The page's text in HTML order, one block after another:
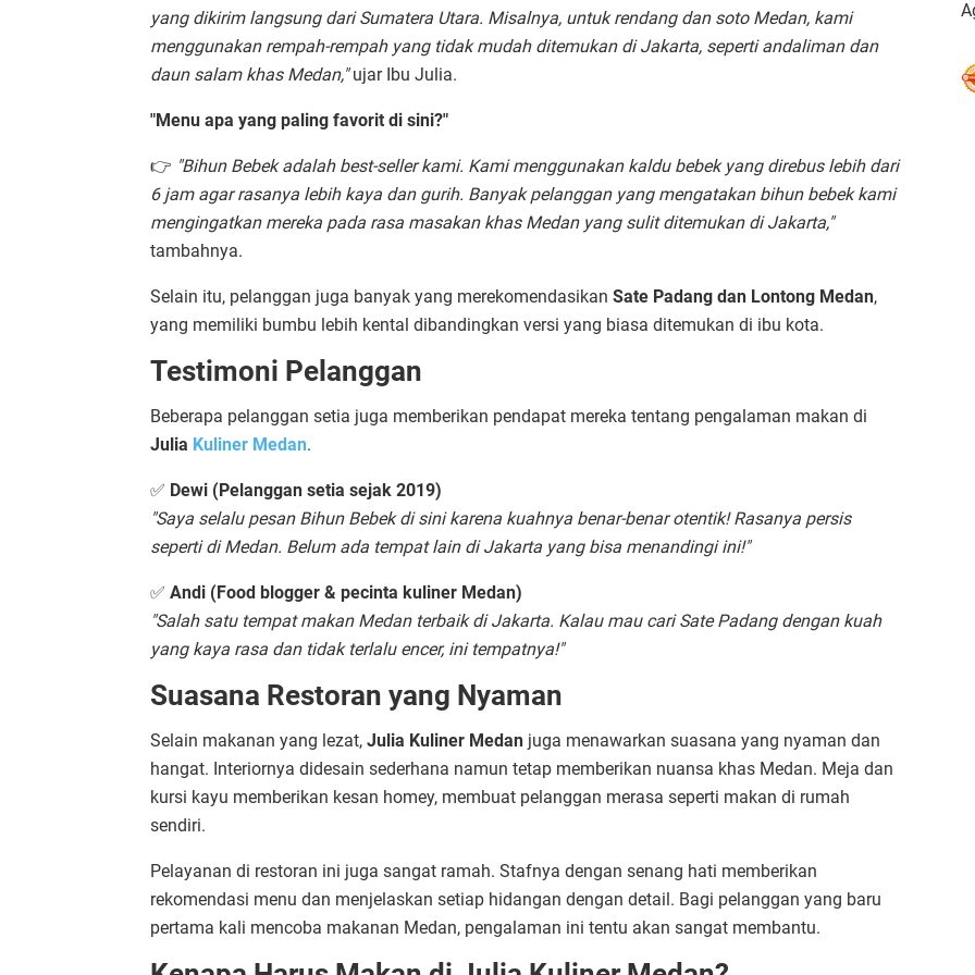
yang dikirim langsung dari Sumatera Utara. Misalnya, untuk rendang dan soto Medan, kami
menggunakan rempah-rempah yang tidak mudah ditemukan di Jakarta, seperti andaliman dan
daun salam khas Medan,"ujar Ibu Julia.
"Menu apa yang paling favorit di sini?"
👉 "Bihun Bebek adalah best-seller kami. Kami menggunakan kaldu bebek yang direbus lebih dari
6 jam agar rasanya lebih kaya dan gurih. Banyak pelanggan yang mengatakan bihun bebek kami
mengingatkan mereka pada rasa masakan khas Medan yang sulit ditemukan di Jakarta,"
tambahnya.
Selain itu, pelanggan juga banyak yang merekomendasikan Sate Padang dan Lontong Medan,
yang memiliki bumbu lebih kental dibandingkan versi yang biasa ditemukan di ibu kota.
Testimoni Pelanggan
Beberapa pelanggan setia juga memberikan pendapat mereka tentang pengalaman makan di
Julia Kuliner Medan.
✅ Dewi (Pelanggan setia sejak 2019)
"Saya selalu pesan Bihun Bebek di sini karena kuahnya benar-benar otentik! Rasanya persis
seperti di Medan. Belum ada tempat lain di Jakarta yang bisa menandingi ini!"
✅ Andi (Food blogger & pecinta kuliner Medan)
"Salah satu tempat makan Medan terbaik di Jakarta. Kalau mau cari Sate Padang dengan kuah
yang kaya rasa dan tidak terlalu encer, ini tempatnya!"
Suasana Restoran yang Nyaman
Selain makanan yang lezat, Julia Kuliner Medan juga menawarkan suasana yang nyaman dan
hangat. Interiornya didesain sederhana namun tetap memberikan nuansa khas Medan. Meja dan
kursi kayu memberikan kesan homey, membuat pelanggan merasa seperti makan di rumah
sendiri.
Pelayanan di restoran ini juga sangat ramah. Stafnya dengan senang hati memberikan
rekomendasi menu dan menjelaskan setiap hidangan dengan detail. Bagi pelanggan yang baru
pertama kali mencoba makanan Medan, pengalaman ini tentu akan sangat membantu.